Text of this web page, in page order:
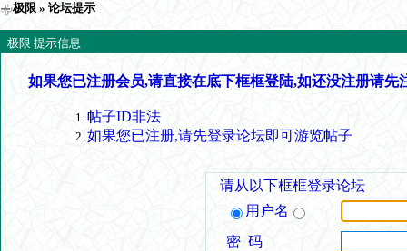
极限 » 论坛提示
极限 提示信息
如果您已注册会员,请直接在底下框框登陆,如还没注册请先
帖子ID非法
如果您已注册,请先登录论坛即可游览帖子
请从以下框框登录论坛
用户名
密 码